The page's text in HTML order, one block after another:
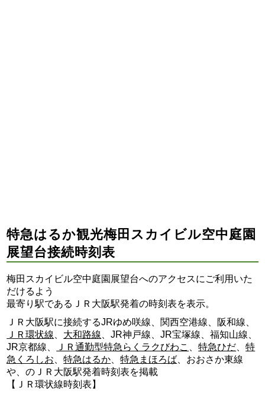
特急はるか観光梅田スカイビル空中庭園
展望台接続時刻表
梅田スカイビル空中庭園展望台へのアクセスにご利用いた
だけるよう
最寄り駅であるＪＲ大阪駅発着の時刻表を表示。
ＪＲ大阪駅に接続するJRゆめ咲線、関西空港線、阪和線、
ＪＲ環状線
大和路線 、JR神戸線、JR宝塚線、福知山線、
JR京都線、
ＪＲ通勤型特急らくラクびわこ 、特急ひだ 、特
急くろしお 、特急はるか 、特急まほろば 、おおさか東線
や、のＪＲ大阪駅発着時刻表を掲載
【ＪＲ環状線時刻表】